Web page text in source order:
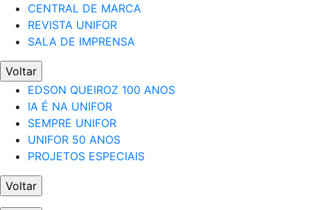
CENTRAL DE MARCA
REVISTA UNIFOR
SALA DE IMPRENSA
Voltar
EDSON QUEIROZ 100 ANOS
IA É NA UNIFOR
SEMPRE UNIFOR
UNIFOR 50 ANOS
PROJETOS ESPECIAIS
Voltar